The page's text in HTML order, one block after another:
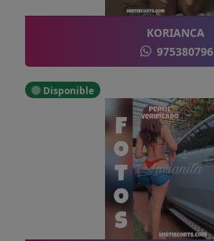
KORIANCA
975380796
Disponible